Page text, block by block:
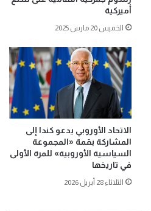
أميركية
الخميس 20 مارس 2025
الاتحاد الأوروبي يدعو كندا إلى
المشاركة بقمة «المجموعة
السياسية الأوروبية» للمرة الأولى
في تاريخها
الثلاثاء 28 أبريل 2026